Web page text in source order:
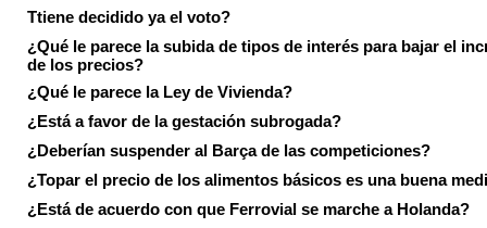
Ttiene decidido ya el voto?
¿Qué le parece la subida de tipos de interés para bajar el
de los precios?
¿Qué le parece la Ley de Vivienda?
¿Está a favor de la gestación subrogada?
¿Deberían suspender al Barça de las competiciones?
¿Topar el precio de los alimentos básicos es una buena
¿Está de acuerdo con que Ferrovial se marche a Holanda?